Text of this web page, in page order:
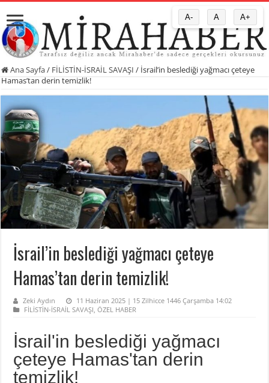
Ana Sayfa/ FİLİSTİN-İSRAİL SAVAŞI / İsrail’in beslediği yağmacı çeteye
Hamas’tan derin temizlik!
İsrail’in beslediği yağmacı çeteye
Hamas’tan derin temizlik!
Zeki Aydın
11 Haziran 2025 | 15 Zilhicce 1446 Çarşamba 14:02
FİLİSTİN-İSRAİL SAVAŞI,ÖZEL HABER
İsrail'in beslediği yağmacı
çeteye Hamas'tan derin
temizlik!
A- A A+